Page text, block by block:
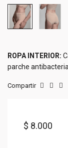
ROPA INTERIOR:
parche
Compartir
$ 8.000